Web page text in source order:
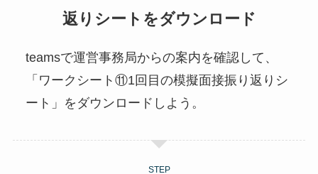
返りシートをダウンロード
teamsで運営事務局からの案内を確認して、
「ワークシート⑪1回目の模擬面接振り返りシ
ート」をダウンロードしよう。
STEP